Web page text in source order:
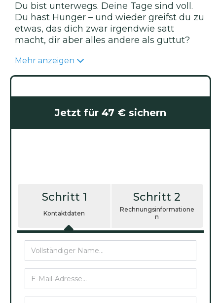
Du bist unterwegs. Deine Tage sind voll.
Du hast Hunger – und wieder greifst du zu
etwas, das dich zwar irgendwie satt
macht, dir aber alles andere als guttut?
Mehr anzeigen
Jetzt für 47 € sichern
Schritt 1
Kontaktdaten
Schritt 2
Rechnungsinformatione
n